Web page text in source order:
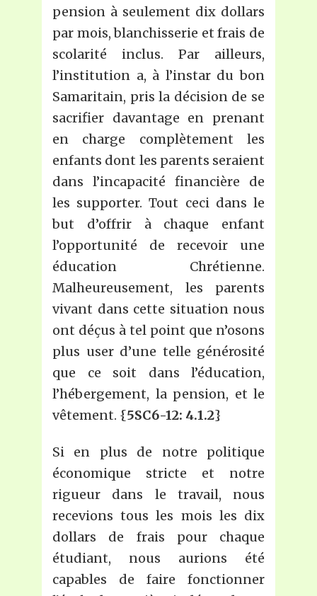
pension à seulement dix dollars
par mois, blanchisserie et frais de
scolarité inclus. Par ailleurs,
l’institution a, à l’instar du bon
Samaritain, pris la décision de se
sacrifier davantage en prenant
en charge complètement les
enfants dont les parents seraient
dans l’incapacité financière de
les supporter. Tout ceci dans le
but d’offrir à chaque enfant
l’opportunité de recevoir une
éducation Chrétienne.
Malheureusement, les parents
vivant dans cette situation nous
ont déçus à tel point que n’osons
plus user d’une telle générosité
que ce soit dans l’éducation,
l’hébergement, la pension, et le
vêtement. {5SC6-12: 4.1.2}
Si en plus de notre politique
économique stricte et notre
rigueur dans le travail, nous
recevions tous les mois les dix
dollars de frais pour chaque
étudiant, nous aurions été
capables de faire fonctionner